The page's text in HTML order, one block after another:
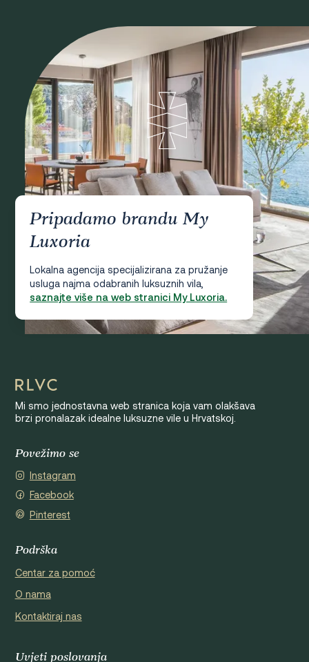
Pripadamo brandu My
Luxoria
Lokalna agencija specijalizirana za pružanje
usluga najma odabranih luksuznih vila,
saznajte više na web stranici My Luxoria.
Mi smo jednostavna web stranica koja vam olakšava
brzi pronalazak idealne luksuzne vile u Hrvatskoj.
Povežimo se
Instagram
Facebook
Pinterest
Podrška
Centar za pomoć
O nama
Kontaktiraj nas
Uvjeti poslovanja